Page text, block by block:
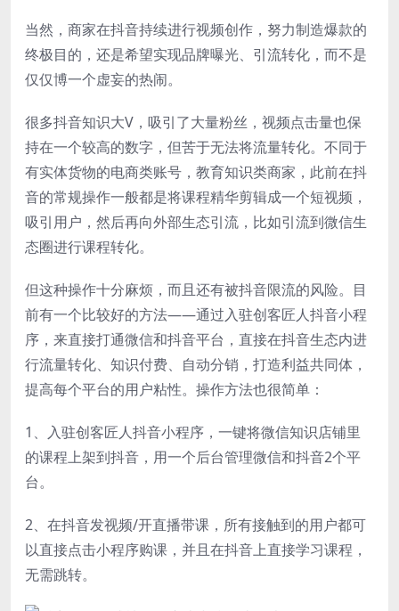
当然，商家在抖音持续进行视频创作，努力制造爆款的
终极目的，还是希望实现品牌曝光、引流转化，而不是
仅仅博一个虚妄的热闹。
很多抖音知识大V，吸引了大量粉丝，视频点击量也保
持在一个较高的数字，但苦于无法将流量转化。不同于
有实体货物的电商类账号，教育知识类商家，此前在抖
音的常规操作一般都是将课程精华剪辑成一个短视频，
吸引用户，然后再向外部生态引流，比如引流到微信生
态圈进行课程转化。
但这种操作十分麻烦，而且还有被抖音限流的风险。目
前有一个比较好的方法——通过入驻创客匠人抖音小程
序，来直接打通微信和抖音平台，直接在抖音生态内进
行流量转化、知识付费、自动分销，打造利益共同体，
提高每个平台的用户粘性。操作方法也很简单：
1、入驻创客匠人抖音小程序，一键将微信知识店铺里
的课程上架到抖音，用一个后台管理微信和抖音2个平
台。
2、在抖音发视频/开直播带课，所有接触到的用户都可
以直接点击小程序购课，并且在抖音上直接学习课程，
无需跳转。